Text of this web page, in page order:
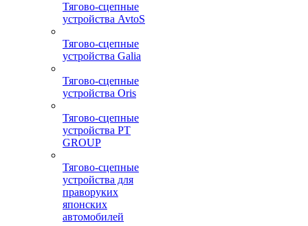
Тягово-сцепные
устройства AvtoS
Тягово-сцепные
устройства Galia
Тягово-сцепные
устройства Oris
Тягово-сцепные
устройства PT
GROUP
Тягово-сцепные
устройства для
праворуких
японских
автомобилей